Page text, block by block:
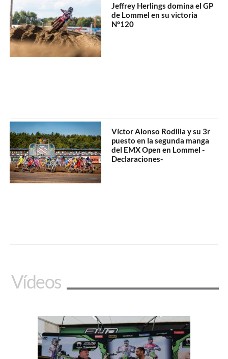
Jeffrey Herlings domina el GP
de Lommel en su victoria
N°120
Víctor Alonso Rodilla y su 3r
puesto en la segunda manga
del EMX Open en Lommel -
Declaraciones-
Vídeos